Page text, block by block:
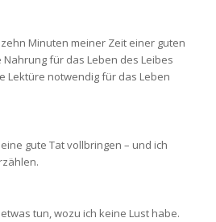
Minuten meiner Zeit einer guten
Nahrung für das Leben des Leibes
Lektüre notwendig für das Leben
gute Tat vollbringen – und ich
tun, wozu ich keine Lust habe.